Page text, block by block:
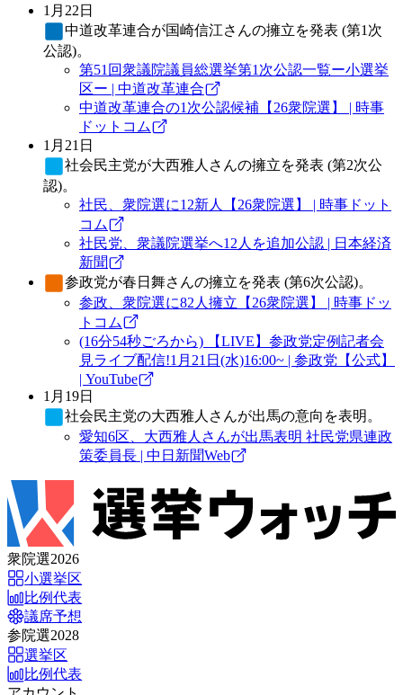
1月22日
中道改革連合が国崎信江さんの擁立を発表 (第1次
公認)。
第51回衆議院議員総選挙第1次公認一覧ー小選挙
区ー | 中道改革連合
中道改革連合の1次公認候補【26衆院選】 | 時事
ドットコム
1月21日
社会民主党が大西雅人さんの擁立を発表 (第2次公
認)。
社民、衆院選に12新人【26衆院選】 | 時事ドット
コム
社民党、衆議院選挙へ12人を追加公認 | 日本経済
新聞
参政党が春日舞さんの擁立を発表 (第6次公認)。
参政、衆院選に82人擁立【26衆院選】 | 時事ドッ
トコム
(16分54秒ごろから) 【LIVE】参政党定例記者会
見ライブ配信!1月21日(水)16:00~ | 参政党【公式】
| YouTube
1月19日
社会民主党の大西雅人さんが出馬の意向を表明。
愛知6区、大西雅人さんが出馬表明 社民党県連政
策委員長 | 中日新聞Web
衆院選2026
小選挙区
比例代表
議席予想
参院選2028
選挙区
比例代表